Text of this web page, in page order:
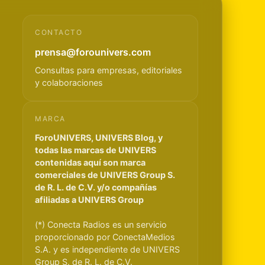
CONTACTO
prensa@forounivers.com
Consultas para empresas, editoriales
y colaboraciones
MARCA
ForoUNIVERS, UNIVERS Blog, y
todas las marcas de UNIVERS
contenidas aquí son marca
comerciales de UNIVERS Group S.
de R. L. de C.V. y/o compañías
afiliadas a UNIVERS Group
(*) Conecta Radios es un servicio
proporcionado por ConectaMedios
S.A. y es independiente de UNIVERS
Group S. de R. L. de C.V.